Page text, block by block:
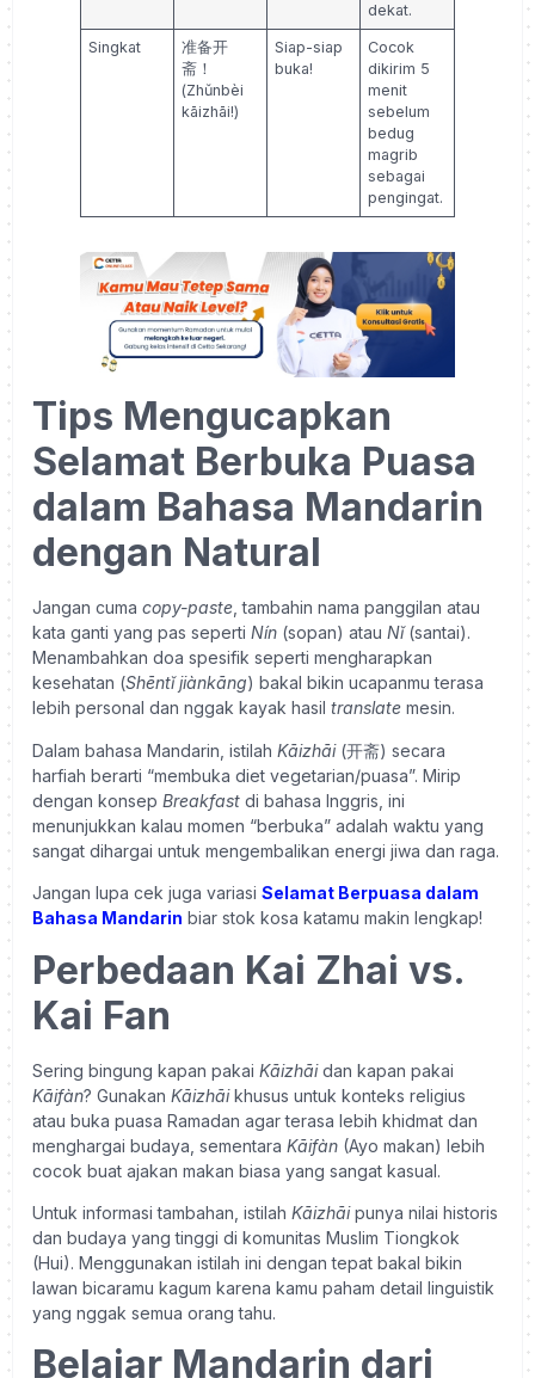
dekat.
Singkat
准备开
斋！
(Zhǔnbèi
kāizhāi!)
Siap-siap
buka!
Cocok
dikirim 5
menit
sebelum
bedug
magrib
sebagai
pengingat.
Tips Mengucapkan
Selamat Berbuka Puasa
dalam Bahasa Mandarin
dengan Natural
Jangan cuma copy-paste, tambahin nama panggilan atau
kata ganti yang pas seperti Nín (sopan) atau Nǐ(santai).
Menambahkan doa spesifik seperti mengharapkan
kesehatan (Shēntǐ jiànkāng) bakal bikin ucapanmu terasa
lebih personal dan nggak kayak hasil translate mesin.
Dalam bahasa Mandarin, istilah Kāizhāi(开斋) secara
harfiah berarti “membuka diet vegetarian/puasa”. Mirip
dengan konsep Breakfast di bahasa Inggris, ini
menunjukkan kalau momen “berbuka” adalah waktu yang
sangat dihargai untuk mengembalikan energi jiwa dan raga.
Jangan lupa cek juga variasi Selamat Berpuasa dalam
Bahasa Mandarin biar stok kosa katamu makin lengkap!
Perbedaan Kai Zhai vs.
Kai Fan
Sering bingung kapan pakai Kāizhāidan kapan pakai
Kāifàn? Gunakan Kāizhāikhusus untuk konteks religius
atau buka puasa Ramadan agar terasa lebih khidmat dan
menghargai budaya, sementara Kāifàn (Ayo makan) lebih
cocok buat ajakan makan biasa yang sangat kasual.
Untuk informasi tambahan, istilah Kāizhāipunya nilai historis
dan budaya yang tinggi di komunitas Muslim Tiongkok
(Hui). Menggunakan istilah ini dengan tepat bakal bikin
lawan bicaramu kagum karena kamu paham detail linguistik
yang nggak semua orang tahu.
Belajar Mandarin dari